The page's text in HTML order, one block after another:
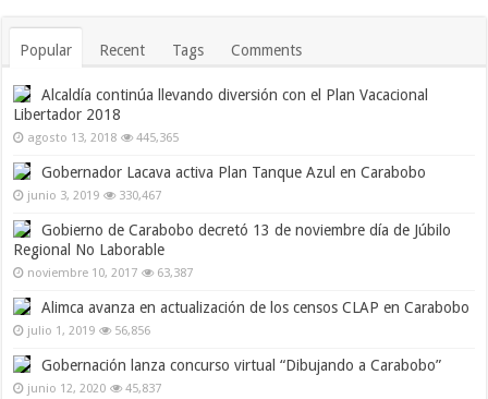
Popular Recent Tags Comments
Alcaldía continúa llevando diversión con el Plan Vacacional
Libertador 2018
agosto 13, 2018 445,365
Gobernador Lacava activa Plan Tanque Azul en Carabobo
junio 3, 2019 330,467
Gobierno de Carabobo decretó 13 de noviembre día de Júbilo
Regional No Laborable
noviembre 10, 2017 63,387
Alimca avanza en actualización de los censos CLAP en Carabobo
julio 1, 2019 56,856
Gobernación lanza concurso virtual “Dibujando a Carabobo”
junio 12, 2020 45,837